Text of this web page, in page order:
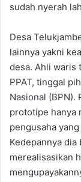
sudah nyerah
Desa
lainnya yakni
desa. Ahli waris
PPAT, tinggal
Nasional (BPN).
prototipe hanya
pengusaha
Kedepannya dia
merealisasikan